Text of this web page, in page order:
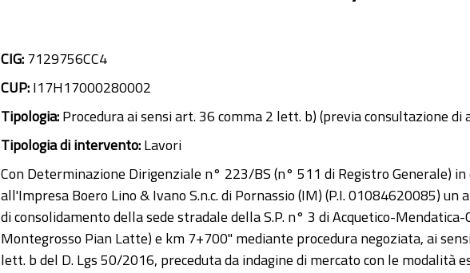
CIG:7129756CC4
CUP:I17H17000280002
Tipologia:Procedura ai sensi art. 36 comma 2 lett. b) (previa consultazione
Tipologia di intervento:Lavori
Con Determinazione Dirigenziale n° 223/BS (n° 511 di Registro Generale)
all'Impresa Boero Lino & Ivano S.n.c. di Pornassio (IM) (P.I. 01084620085)
di consolidamento della sede stradale della S.P. n° 3 di Acquetico-Mendatica-
Montegrosso Pian Latte) e km 7+700" mediante procedura negoziata, ai
lett. b del D. Lgs 50/2016, preceduta da indagine di mercato con le modalità